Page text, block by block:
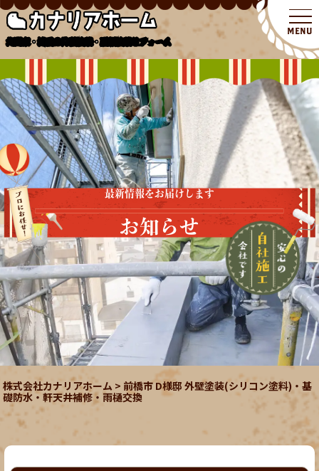
北関東・埼玉の外壁塗装・屋根塗装リフォーム
最新情報をお届けします
お知らせ
株式会社カナリアホーム > 前橋市 D様邸 外壁塗装(シリコン塗料)・基
礎防水・軒天井補修・雨樋交換